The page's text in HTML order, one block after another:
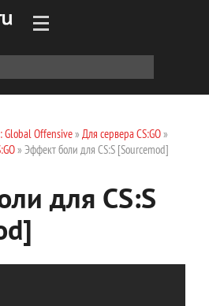
Global Offensive» Для сервера CS:GO»
» Эффект боли для CS:S [Sourcemod]
для CS:S